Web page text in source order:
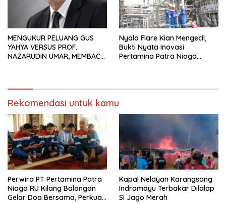
MENGUKUR PELUANG GUS
YAHYA VERSUS PROF.
NAZARUDIN UMAR, MEMBACA
Nyala Flare Kian Mengecil,
Bukti Nyata Inovasi
Pertamina Patra Niaga
Rekomendasi untuk kamu
Perwira PT Pertamina Patra
Niaga RU Kilang Balongan
Gelar Doa Bersama, Perkuat
Kapal Nelayan Karangsong
Indramayu Terbakar Dilalap
Si Jago Merah